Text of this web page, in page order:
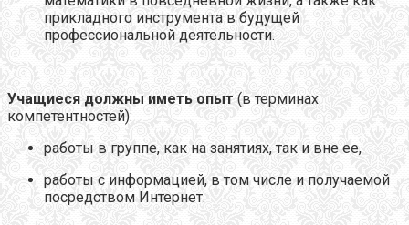
прикладного инструмента в будущей
профессиональной деятельности.
Учащиеся должны иметь опыт (в терминах
компетентностей):
работы в группе, как на занятиях, так и вне ее,
работы с информацией, в том числе и получаемой
посредством Интернет.